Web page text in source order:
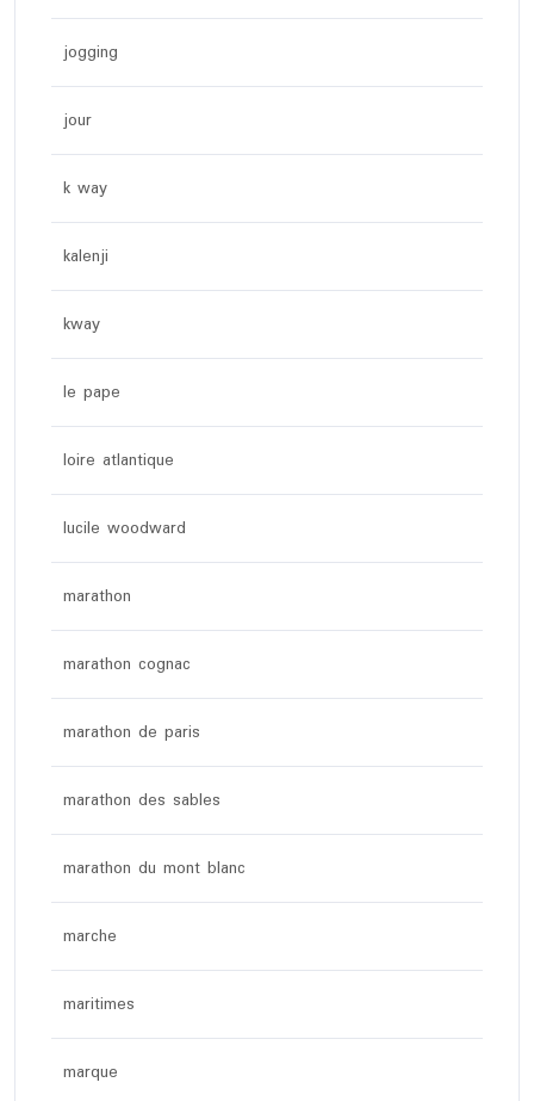
jogging
jour
k way
kalenji
kway
le pape
loire atlantique
lucile woodward
marathon
marathon cognac
marathon de paris
marathon des sables
marathon du mont blanc
marche
maritimes
marque